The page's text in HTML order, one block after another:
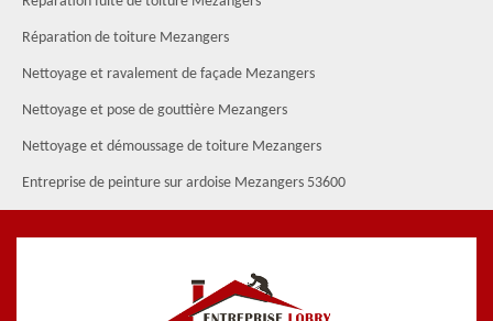
Réparation de toiture Mezangers
Nettoyage et ravalement de façade Mezangers
Nettoyage et pose de gouttière Mezangers
Nettoyage et démoussage de toiture Mezangers
Entreprise de peinture sur ardoise Mezangers 53600